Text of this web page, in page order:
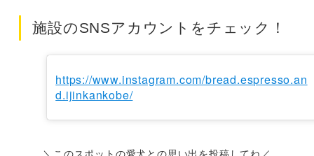
施設のSNSアカウントをチェック！
https://www.instagram.com/bread.espresso.an
d.ijinkankobe/